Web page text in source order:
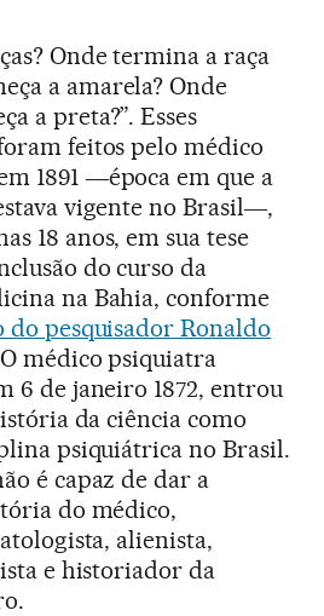
Onde termina a raça
a amarela? Onde
a preta?”. Esses
feitos pelo médico
1891 ―época em que a
vigente no Brasil―,
18 anos, em sua tese
do curso da
na Bahia, conforme
pesquisador Ronaldo
médico psiquiatra
6 de janeiro 1872, entrou
da ciência como
psiquiátrica no Brasil.
é capaz de dar a
do médico,
alienista,
e historiador da